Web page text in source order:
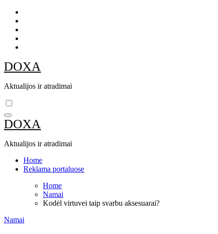
Skip
content
DOXA
Aktualijos ir atradimai
DOXA
Aktualijos ir atradimai
Home
Reklama portaluose
Home
Namai
Kodėl virtuvei taip svarbu aksesuarai?
Namai